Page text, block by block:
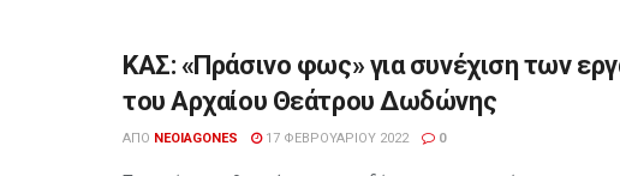
ΠΟΛΙΤΙΣΜΌΣ
ΚΑΣ: «Πράσινο φως» για συνέχιση των
του Αρχαίου Θεάτρου Δωδώνης
ΑΠΌ NEOIAGONES 17 ΦΕΒΡΟΥΑΡΊΟΥ 2022 0